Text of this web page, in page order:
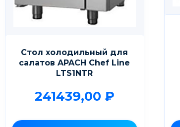
Стол холодильный для
салатов APACH Chef Line
LTS1NTR
241439,00 ₽